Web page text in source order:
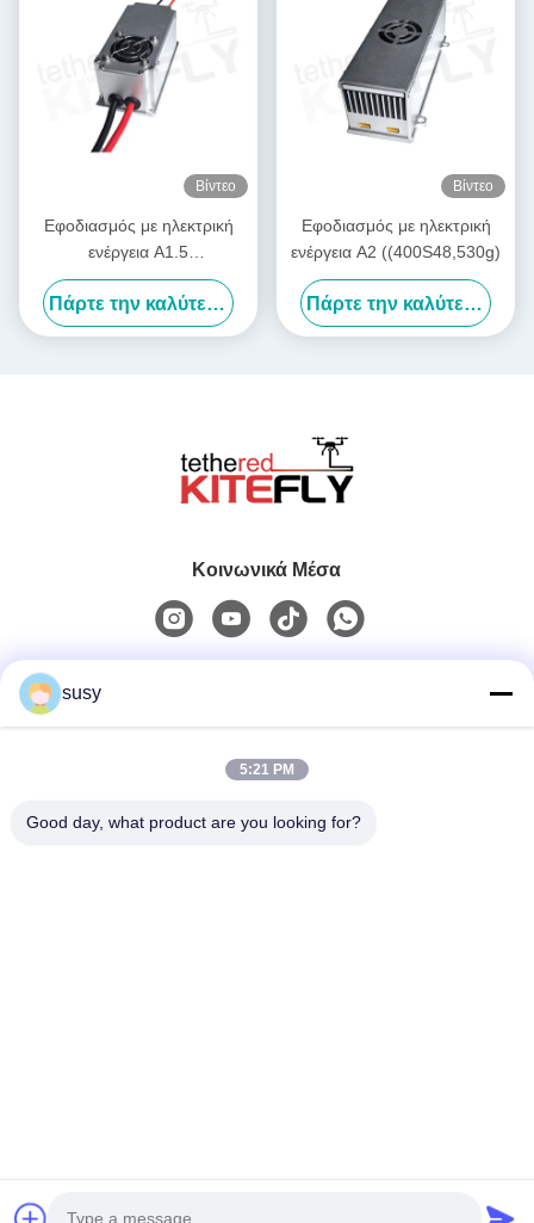
Βίντεο
Εφοδιασμός με ηλεκτρική
ενέργεια A1.5
((400S24,380g) Kitefiy
Πάρτε την καλύτερη τιμή
Βίντεο
Εφοδιασμός με ηλεκτρική
ενέργεια A2 ((400S48,530g)
Πάρτε την καλύτερη τιμή
Κοινωνικά Μέσα
0086-19952400441
susy
5:21 PM
Good day, what product are you looking for?